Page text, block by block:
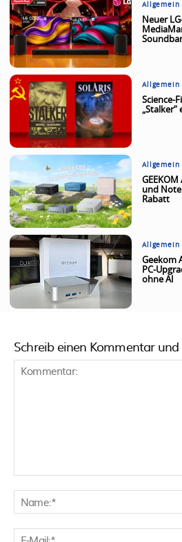
Allgemein
Neuer
Allgemein
Science-
Allgemein
und
Rabatt
Allgemein
Geekom
PC-
ohne AI
Schreib einen Kommentar